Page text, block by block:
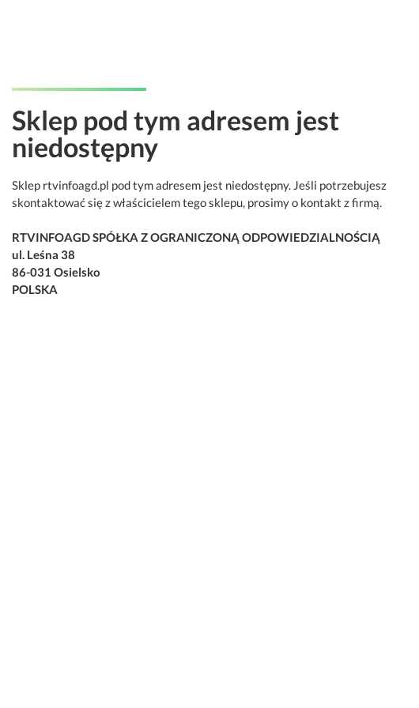
Sklep pod tym adresem jest
niedostępny
Sklep rtvinfoagd.pl pod tym adresem jest niedostępny. Jeśli potrzebujesz
skontaktować się z właścicielem tego sklepu, prosimy o kontakt z firmą.
RTVINFOAGD SPÓŁKA Z OGRANICZONĄ ODPOWIEDZIALNOŚCIĄ
ul. Leśna 38
86-031 Osielsko
POLSKA